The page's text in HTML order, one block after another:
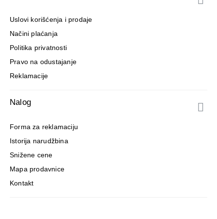
Uslovi korišćenja i prodaje
Načini plaćanja
Politika privatnosti
Pravo na odustajanje
Reklamacije
Nalog
Forma za reklamaciju
Istorija narudžbina
Snižene cene
Mapa prodavnice
Kontakt